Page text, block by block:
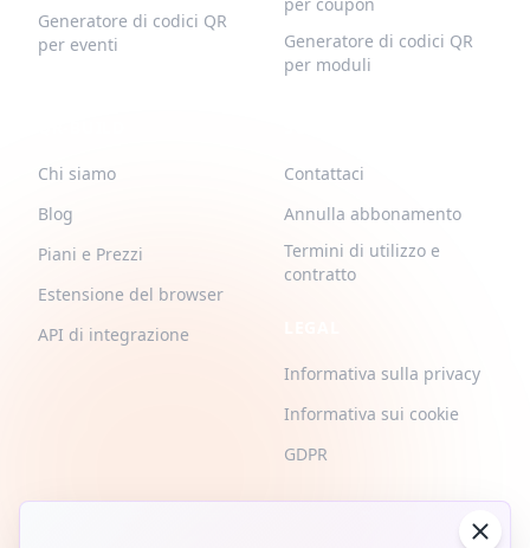
Generatore di codici QR
per eventi
Generatore di codici QR
per moduli
Chi siamo
Blog
Piani e Prezzi
Estensione del browser
API di integrazione
Contattaci
Annulla abbonamento
Termini di utilizzo e
contratto
Informativa sulla privacy
Informativa sui cookie
GDPR